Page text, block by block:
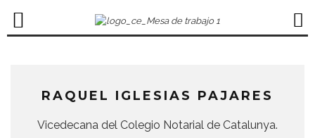
RAQUEL IGLESIAS PAJARES
Vicedecana del Colegio Notarial de Catalunya.